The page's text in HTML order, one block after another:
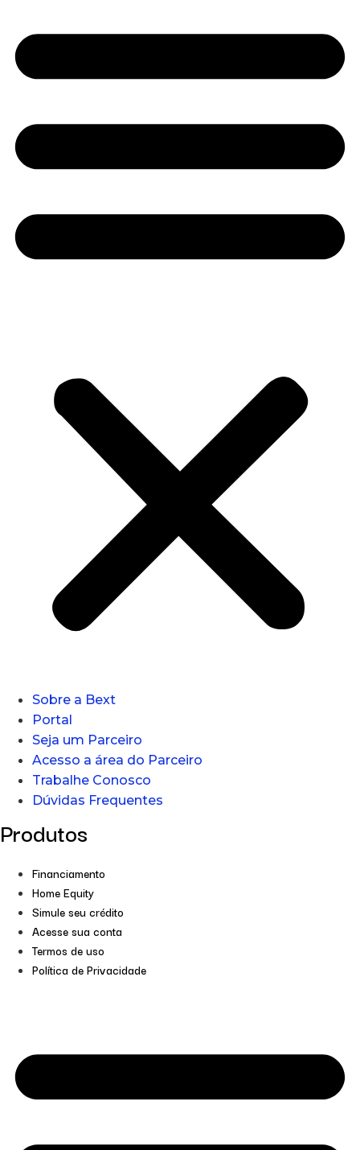
Sobre a Bext
Portal
Seja um Parceiro
Acesso a área do Parceiro
Trabalhe Conosco
Dúvidas Frequentes
Produtos
Financiamento
Home Equity
Simule seu crédito
Acesse sua conta
Termos de uso
Política de Privacidade